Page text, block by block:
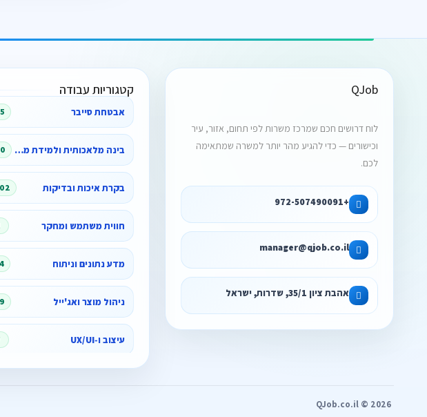
QJob
לוח דרושים חכם שמרכז משרות לפי תחום, אזור, עיר
וכישורים — כדי להגיע מהר יותר למשרה שמתאימה
לכם.
+972-507490091
manager@qjob.co.il
אהבת ציון 35/1, שדרות, ישראל
קטגוריות עבודה
אבטחת סייבר
בינה מלאכותית ולמידת מכונה
בקרת איכות ובדיקות
חווית משתמש ומחקר
מדע נתונים וניתוח
ניהול מוצר ואג'ייל
עיצוב ו‑UX/UI
QJob.co.il © 2026